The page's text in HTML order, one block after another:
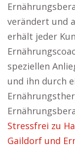
verändert und
erhält jeder
speziellen
und ihn durch
Stressfrei zu
Gaildorf und